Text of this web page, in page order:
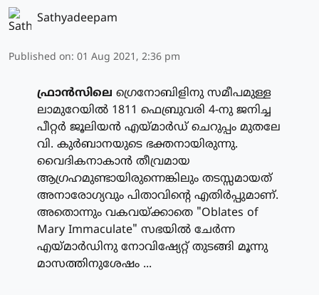
Sathyadeepam
Published on: 01 Aug 2021, 2:36 pm
ഫ്രാന്‍സിലെ ഗ്രെനോബിളിനു സമീപമുള്ള
ലാമുറേയില്‍ 1811 ഫെബ്രുവരി 4-നു ജനിച്ച
പീറ്റര്‍ ജൂലിയന്‍ എയ്മാര്‍ഡ് ചെറുപ്പം മുതലേ
വി. കുര്‍ബാനയുടെ ഭക്തനായിരുന്നു.
വൈദികനാകാന്‍ തീവ്രമായ
ആഗ്രഹമുണ്ടായിരുന്നെങ്കിലും തടസ്സമായത്
അനാരോഗ്യവും പിതാവിന്റെ എതിര്‍പ്പുമാണ്.
അതൊന്നും വകവയ്ക്കാതെ "Oblates of
Mary Immaculate" സഭയില്‍ ചേര്‍ന്ന
എയ്മാര്‍ഡിനു നോവിഷ്യേറ്റ് തുടങ്ങി മൂന്നു
മാസത്തിനുശേഷം ...